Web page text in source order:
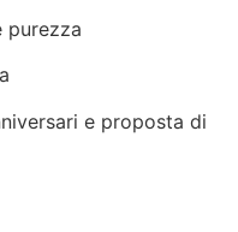
purezza
e proposta di